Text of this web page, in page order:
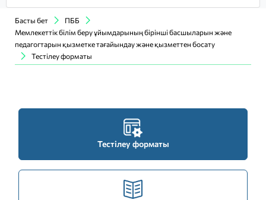
Басты бет
ПББ
Мемлекеттік білім беру ұйымдарының бірінші басшыларын және
педагогтарын қызметке тағайындау және қызметтен босату
Тестілеу форматы
Тестілеу форматы